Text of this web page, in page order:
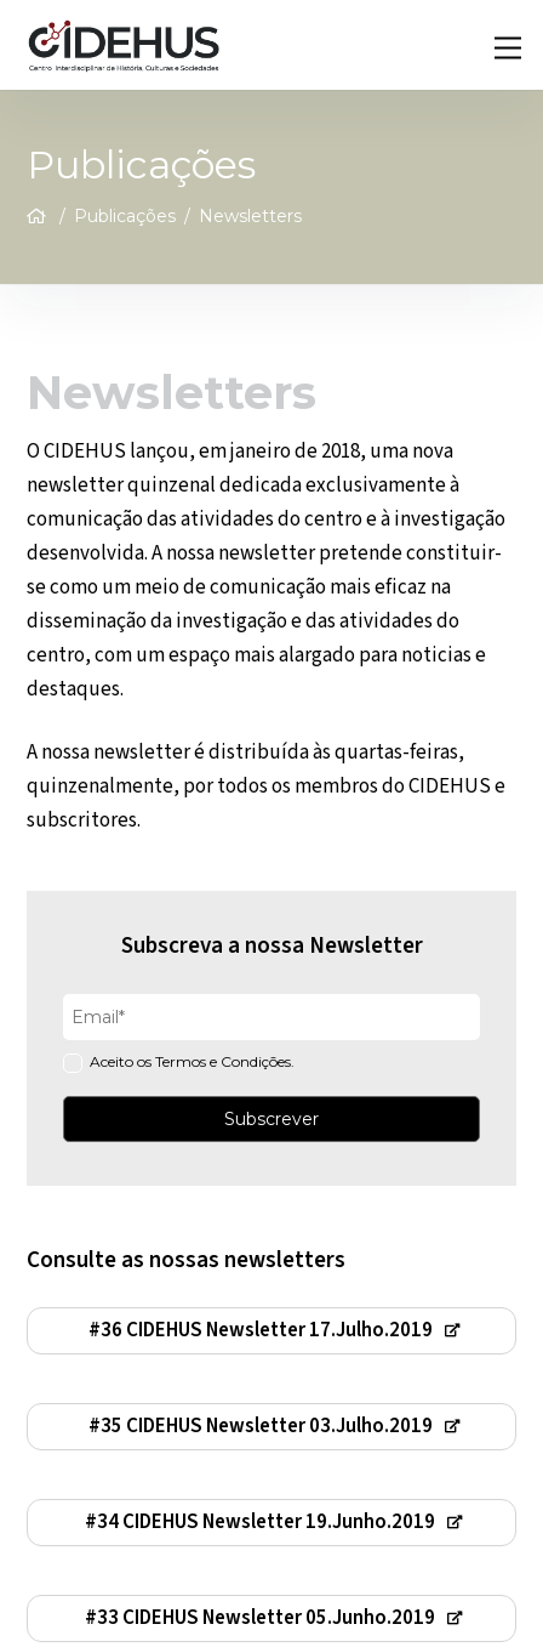
content
Publicações
/ Publicações / Newsletters
Newsletters
O CIDEHUS lançou, em janeiro de 2018, uma nova
newsletter quinzenal dedicada exclusivamente à
comunicação das atividades do centro e à investigação
desenvolvida. A nossa newsletter pretende constituir-
se como um meio de comunicação mais eficaz na
disseminação da investigação e das atividades do
centro, com um espaço mais alargado para noticias e
destaques.
A nossa newsletter é distribuída às quartas-feiras,
quinzenalmente, por todos os membros do CIDEHUS e
subscritores.
Subscreva a nossa Newsletter
Aceito os Termos e Condições.
Consulte as nossas newsletters
#36 CIDEHUS Newsletter 17.Julho.2019
#35 CIDEHUS Newsletter 03.Julho.2019
#34 CIDEHUS Newsletter 19.Junho.2019
#33 CIDEHUS Newsletter 05.Junho.2019